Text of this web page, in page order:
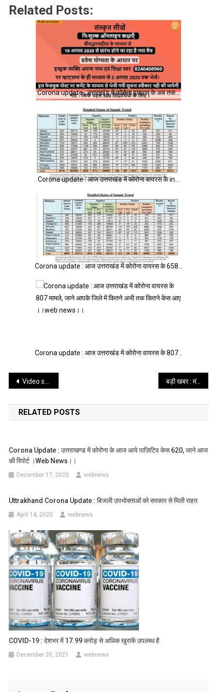
Related Posts:
Corona update : उत्तराखंड में कोरोना वायरस के अब तक…
Corona update : आज उत्तराखंड में कोरोना वायरस के in…
Corona update : आज उत्तराखंड में कोरोना वायरस के 658…
Corona update : आज उत्तराखंड में कोरोना वायरस के 807…
Post
navigation
Video song: रजनीकांत सेमवाल के डांडु क्या फूल फूल्याला वीडियो गीत में उत्तराखंडी संस्कृति की झलक, पढे पूरी खबर।।web news।। बड़ी खबर : मंगेश घिल्डियाल को PMO का बुलावा ।।web news।।
RELATED POSTS
Corona Update : उत्तराखण्ड में कोरोना के आज आये पाज़िटिव केस 620, जाने आज
की रिपोर्ट ।web News।।
December 17, 2020 webnews
Uttrakhand Corona Update : बिजली उपभोक्ताओं को सरकार से मिली राहत
April 14, 2020 webnews
COVID-19 : देशभर में 17.99 करोड़ से अधिक खुराकें उपलब्‍ध है
December 20, 2021 webnews